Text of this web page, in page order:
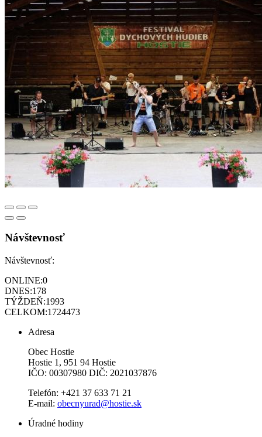
Návštevnosť
Návštevnosť:
ONLINE:0
DNES:178
TÝŽDEŇ:1993
CELKOM:1724473
Adresa
Obec Hostie
Hostie 1, 951 94 Hostie
IČO: 00307980 DIČ: 2021037876
Telefón: +421 37 633 71 21
E-mail: obecnyurad@hostie.sk
Úradné hodiny